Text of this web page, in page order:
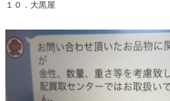
１０．大黒屋